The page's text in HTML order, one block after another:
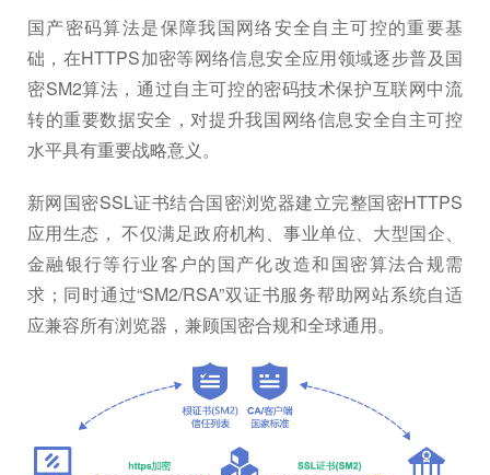
国产密码算法是保障我国网络安全自主可控的重要基
础，在HTTPS加密等网络信息安全应用领域逐步普及国
密SM2算法，通过自主可控的密码技术保护互联网中流
转的重要数据安全，对提升我国网络信息安全自主可控
水平具有重要战略意义。
新网国密SSL证书结合国密浏览器建立完整国密HTTPS
应用生态， 不仅满足政府机构、事业单位、大型国企、
金融银行等行业客户的国产化改造和国密算法合规需
求；同时通过“SM2/RSA”双证书服务帮助网站系统自适
应兼容所有浏览器，兼顾国密合规和全球通用。